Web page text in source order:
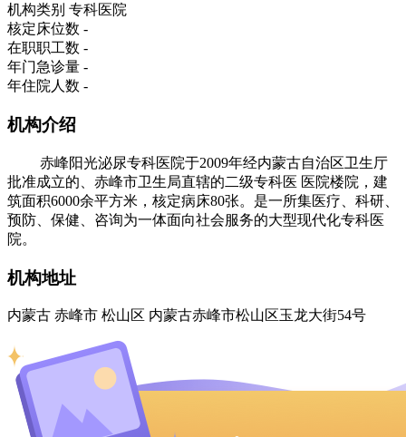
机构类别 专科医院
核定床位数 -
在职职工数 -
年门急诊量 -
年住院人数 -
机构介绍
赤峰阳光泌尿专科医院于2009年经内蒙古自治区卫生厅
批准成立的、赤峰市卫生局直辖的二级专科医 医院楼院，建
筑面积6000余平方米，核定病床80张。是一所集医疗、科研、
预防、保健、咨询为一体面向社会服务的大型现代化专科医
院。
机构地址
内蒙古 赤峰市 松山区 内蒙古赤峰市松山区玉龙大街54号